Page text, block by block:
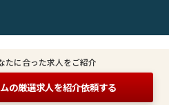
たに合った求人をご紹介
の厳選求人を紹介依頼する